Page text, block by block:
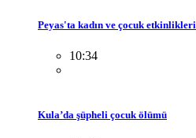
Peyas'ta kadın ve çocuk etkinlikleri
10:34
Kula’da şüpheli çocuk ölümü